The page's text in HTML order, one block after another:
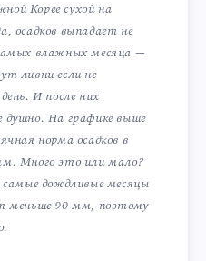
Корее сухой на
осадков выпадает не
влажных месяца —
ливни если не
И после них
душно. На графике выше
норма осадков в
Много это или мало?
самые дождливые месяцы
меньше 90 мм, поэтому